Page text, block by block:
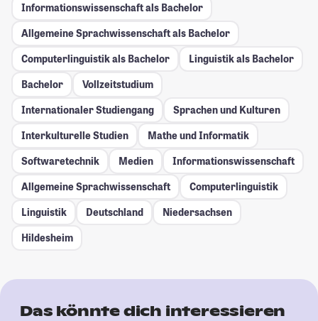
Informationswissenschaft als Bachelor
Allgemeine Sprachwissenschaft als Bachelor
Computerlinguistik als Bachelor
Linguistik als Bachelor
Bachelor
Vollzeitstudium
Internationaler Studiengang
Sprachen und Kulturen
Interkulturelle Studien
Mathe und Informatik
Softwaretechnik
Medien
Informationswissenschaft
Allgemeine Sprachwissenschaft
Computerlinguistik
Linguistik
Deutschland
Niedersachsen
Hildesheim
Das könnte dich interessieren